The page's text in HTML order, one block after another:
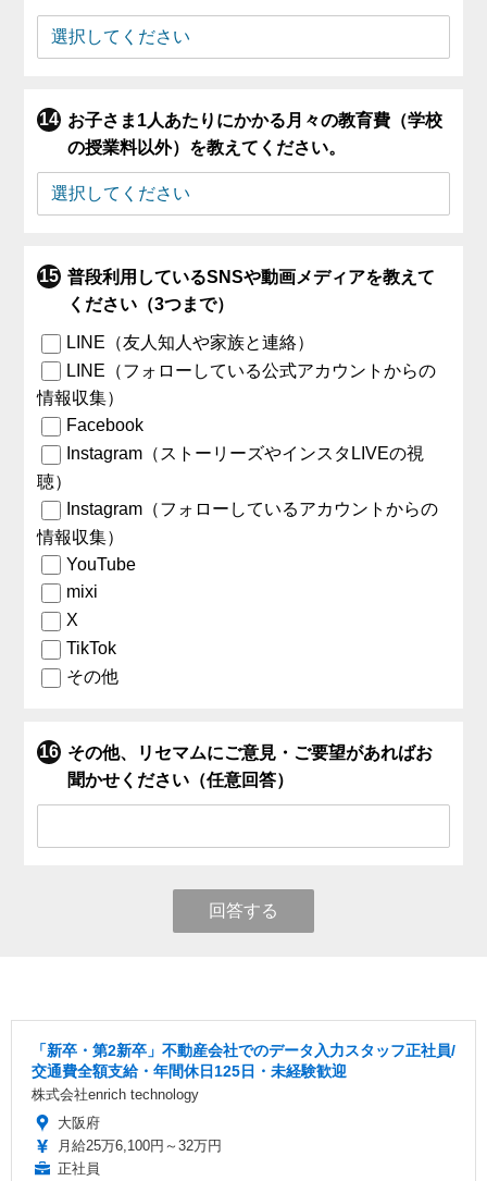
お子さま1人あたりにかかる月々の教育費（学校
の授業料以外）を教えてください。
普段利用しているSNSや動画メディアを教えて
ください（3つまで）
LINE（友人知人や家族と連絡）
LINE（フォローしている公式アカウントからの
情報収集）
Facebook
Instagram（ストーリーズやインスタLIVEの視
聴）
Instagram（フォローしているアカウントからの
情報収集）
YouTube
mixi
X
TikTok
その他
その他、リセマムにご意見・ご要望があればお
聞かせください（任意回答）
回答する
「新卒・第2新卒」不動産会社でのデータ入力スタッフ正社員/
交通費全額支給・年間休日125日・未経験歓迎
株式会社enrich technology
大阪府
月給25万6,100円～32万円
正社員